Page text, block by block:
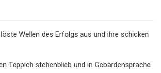
Wellen des Erfolgs aus und ihre schicken
Teppich stehenblieb und in Gebärdensprache